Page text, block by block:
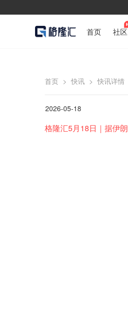
首页 社区
首页 > 快讯 > 快讯详情
2026-05-18
格隆汇5月18日｜据伊